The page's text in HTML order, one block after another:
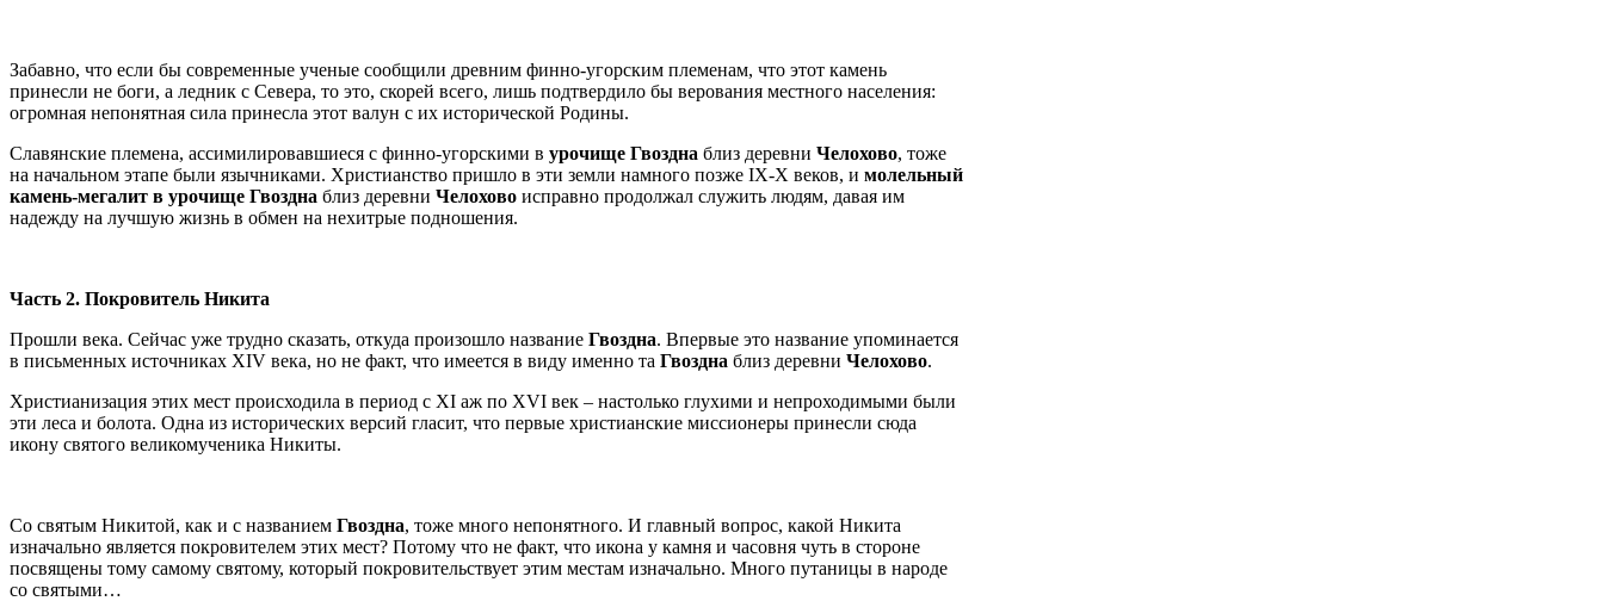
Забавно, что если бы современные ученые сообщили древним финно-угорским племенам, что этот камень
принесли не боги, а ледник с Севера, то это, скорей всего, лишь подтвердило бы верования местного населения:
огромная непонятная сила принесла этот валун с их исторической Родины.
Славянские племена, ассимилировавшиеся с финно-угорскими в урочище Гвоздна близ деревни Челохово, тоже
на начальном этапе были язычниками. Христианство пришло в эти земли намного позже IX-X веков, и молельный
камень-мегалит в урочище Гвоздна близ деревни Челохово исправно продолжал служить людям, давая им
надежду на лучшую жизнь в обмен на нехитрые подношения.
Часть 2. Покровитель Никита
Прошли века. Сейчас уже трудно сказать, откуда произошло название Гвоздна. Впервые это название упоминается
в письменных источниках XIV века, но не факт, что имеется в виду именно та Гвоздна близ деревни Челохово.
Христианизация этих мест происходила в период с XI аж по XVI век – настолько глухими и непроходимыми были
эти леса и болота. Одна из исторических версий гласит, что первые христианские миссионеры принесли сюда
икону святого великомученика Никиты.
Со святым Никитой, как и с названием Гвоздна, тоже много непонятного. И главный вопрос, какой Никита
изначально является покровителем этих мест? Потому что не факт, что икона у камня и часовня чуть в стороне
посвящены тому самому святому, который покровительствует этим местам изначально. Много путаницы в народе
со святыми…